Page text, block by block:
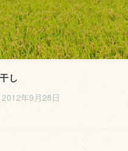
し
2012年9月28日